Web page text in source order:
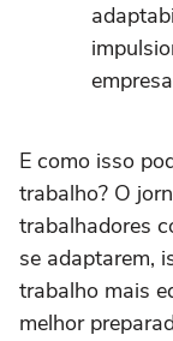
E como isso
trabalho? O
trabalhadores
se adaptarem,
trabalho mais
melhor